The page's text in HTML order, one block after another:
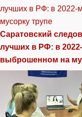
Саратовский
лучших в РФ: в
выброшенном на